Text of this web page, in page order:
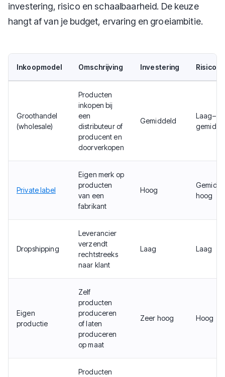
investering, risico en schaalbaarheid. De keuze
hangt af van je budget, ervaring en groeiambitie.
Inkoopmodel Omschrijving Investering Risico
Groothandel
(wholesale)
Producten
inkopen bij
een
distributeur of
producent en
doorverkopen
Gemiddeld
Laag–
Private label
Eigen merk op
producten
van een
fabrikant
Hoog
hoog
Dropshipping
Leverancier
verzendt
rechtstreeks
naar klant
Laag Laag
Eigen
productie
Zelf
producten
produceren
of laten
produceren
op maat
Zeer hoog Hoog
Producten